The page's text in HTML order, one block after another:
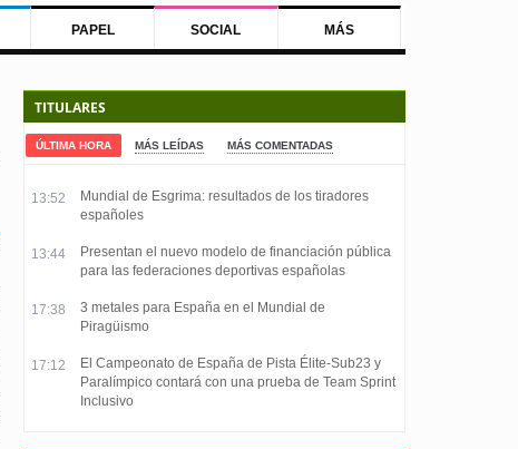
PAPEL SOCIAL MÁS
TITULARES
ÚLTIMA HORA MÁS LEÍDAS MÁS COMENTADAS
13:52
Mundial de Esgrima: resultados de los tiradores
españoles
13:44
Presentan el nuevo modelo de financiación pública
para las federaciones deportivas españolas
17:38
3 metales para España en el Mundial de
Piragüismo
17:12
El Campeonato de España de Pista Élite-Sub23 y
Paralímpico contará con una prueba de Team Sprint
Inclusivo